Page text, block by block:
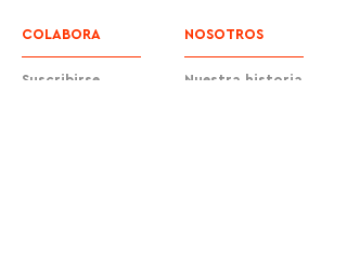
COLABORA
Suscribirse
NOSOTROS
Nuestra historia